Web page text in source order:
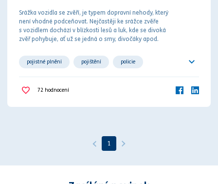
Srážka vozidla se zvěří, je typem dopravní nehody, který
není vhodné podceňovat. Nejčastěji ke srážce zvěře
s vozidlem dochází v blízkosti lesů a luk, kde se divoká
zvěř pohybuje, ať už se jedná o srny, divočáky apod.
pojistné plnění pojištění policie
pytláctví srážka se zvěří
vozidlo
72 hodnocení
1